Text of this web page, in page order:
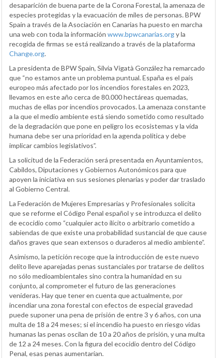
desaparición de buena parte de la Corona Forestal, la amenaza de
especies protegidas y la evacuación de miles de personas. BPW
Spain a través de la Asociación en Canarias ha puesto en marcha
una web con toda la información www.bpwcanarias.orgy la
recogida de firmas se está realizando a través de la plataforma
Change.org.
La presidenta de BPW Spain, Silvia Vigatà González ha remarcado
que “no estamos ante un problema puntual. España es el país
europeo más afectado por los incendios forestales en 2023,
llevamos en este año cerca de 80.000 hectáreas quemadas,
muchas de ellas por incendios provocados. La amenaza constante
a la que el medio ambiente está siendo sometido como resultado
de la degradación que pone en peligro los ecosistemas y la vida
humana debe ser una prioridad en la agenda política y debe
implicar cambios legislativos”.
La solicitud de la Federación será presentada en Ayuntamientos,
Cabildos, Diputaciones y Gobiernos Autonómicos para que
apoyen la iniciativa en sus sesiones plenarias y poder dar traslado
al Gobierno Central.
La Federación de Mujeres Empresarias y Profesionales solicita
que se reforme el Código Penal español y se introduzca el delito
de ecocidio como “cualquier acto ilícito o arbitrario cometido a
sabiendas de que existe una probabilidad sustancial de que cause
daños graves que sean extensos o duraderos al medio ambiente”.
Asimismo, la petición recoge que la introducción de este nuevo
delito lleve aparejadas penas sustanciales por tratarse de delitos
no sólo medioambientales sino contra la humanidad en su
conjunto, al comprometer el futuro de las generaciones
venideras. Hay que tener en cuenta que actualmente, por
incendiar una zona forestal con efectos de especial gravedad
puede suponer una pena de prisión de entre 3 y 6 años, con una
multa de 18 a 24 meses; si el incendio ha puesto en riesgo vidas
humanas las penas oscilan de 10 a 20 años de prisión, y una multa
de 12 a 24 meses. Con la figura del ecocidio dentro del Código
Penal, esas penas aumentarían.